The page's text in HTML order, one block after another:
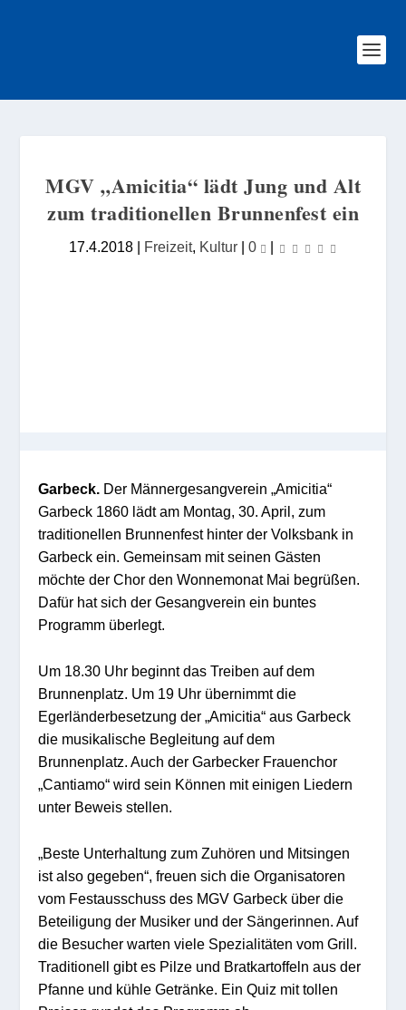
MGV „Amicitia“ lädt Jung und Alt
zum traditionellen Brunnenfest ein
17.4.2018 | Freizeit, Kultur | 0 |
Garbeck. Der Männergesangverein „Amicitia“
Garbeck 1860 lädt am Montag, 30. April, zum
traditionellen Brunnenfest hinter der Volksbank in
Garbeck ein. Gemeinsam mit seinen Gästen
möchte der Chor den Wonnemonat Mai begrüßen.
Dafür hat sich der Gesangverein ein buntes
Programm überlegt.
Um 18.30 Uhr beginnt das Treiben auf dem
Brunnenplatz. Um 19 Uhr übernimmt die
Egerländerbesetzung der „Amicitia“ aus Garbeck
die musikalische Begleitung auf dem
Brunnenplatz. Auch der Garbecker Frauenchor
„Cantiamo“ wird sein Können mit einigen Liedern
unter Beweis stellen.
„Beste Unterhaltung zum Zuhören und Mitsingen
ist also gegeben“, freuen sich die Organisatoren
vom Festausschuss des MGV Garbeck über die
Beteiligung der Musiker und der Sängerinnen. Auf
die Besucher warten viele Spezialitäten vom Grill.
Traditionell gibt es Pilze und Bratkartoffeln aus der
Pfanne und kühle Getränke. Ein Quiz mit tollen